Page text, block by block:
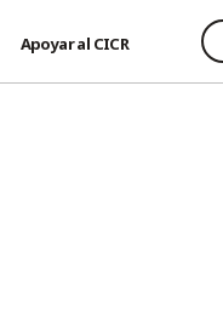
Apoyar al CICR